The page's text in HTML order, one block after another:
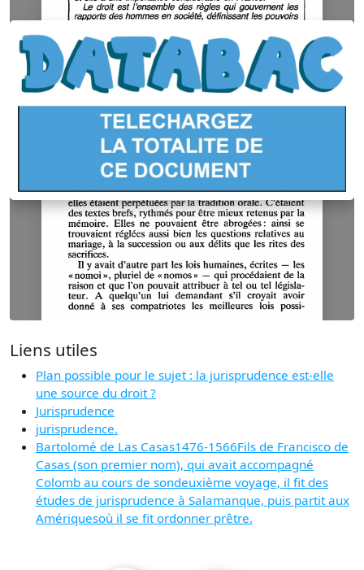
Liens utiles
Plan possible pour le sujet : la jurisprudence est-elle
une source du droit ?
Jurisprudence
jurisprudence.
Bartolomé de Las Casas1476-1566Fils de Francisco de
Casas (son premier nom), qui avait accompagné
Colomb au cours de sondeuxième voyage, il fit des
études de jurisprudence à Salamanque, puis partit aux
Amériquesoù il se fit ordonner prêtre.